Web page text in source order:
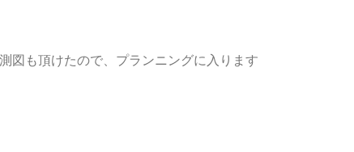
図も頂けたので、プランニングに入ります